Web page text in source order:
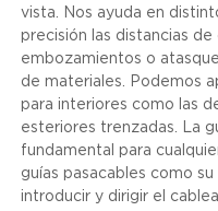
vista. Nos ayuda en
precisión las distancias
embozamientos o
de materiales. Podemos
para interiores como las
esteriores trenzadas. La
fundamental para
guías pasacables como
introducir y dirigir el